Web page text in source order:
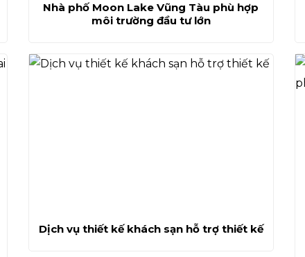
Nhà phố Moon Lake Vũng Tàu phù hợp
môi trường đầu tư lớn
Dịch vụ thiết kế khách sạn hỗ trợ thiết kế